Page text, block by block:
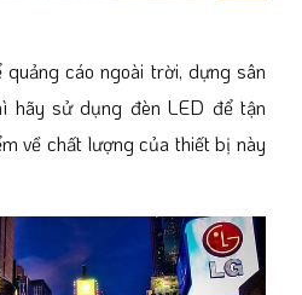
cáo ngoài trời, dựng sân
hãy sử dụng đèn LED để tận
về chất lượng của thiết bị này